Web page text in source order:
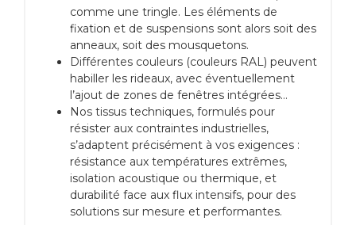
comme une tringle. Les éléments de
fixation et de suspensions sont alors soit des
anneaux, soit des mousquetons.
Différentes couleurs (couleurs RAL) peuvent
habiller les rideaux, avec éventuellement
l’ajout de zones de fenêtres intégrées…
Nos tissus techniques, formulés pour
résister aux contraintes industrielles,
s’adaptent précisément à vos exigences :
résistance aux températures extrêmes,
isolation acoustique ou thermique, et
durabilité face aux flux intensifs, pour des
solutions sur mesure et performantes.